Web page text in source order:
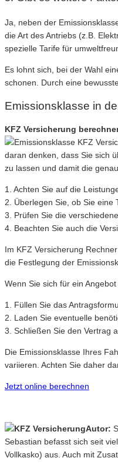
Ja, neben der
die Art des Antriebs (z.B.
spezielle Tarife für
Es lohnt sich, bei der Wahl
schonen. Durch eine
Emissionsklasse in
KFZ Versicherung
daran denken, dass Sie sich
zu lassen und damit die
1. Achten Sie auf die
2. Überlegen Sie, ob Sie eine
3. Prüfen Sie die
4. Beachten Sie auch die
Im KFZ Versicherung
die Festlegung der
Wenn Sie sich für ein
1. Füllen Sie das
2. Laden Sie eventuelle
3. Schließen Sie den Vertrag
Die Emissionsklasse Ihres
variieren. Achten Sie daher
Jetzt online berechnen
Autor:
Sebastian befasst sich seit
Vollkasko) aus. Auch mit